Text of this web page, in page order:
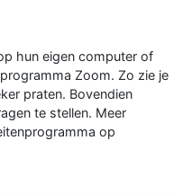
hun eigen computer of
Zoom. Zo zie je
praten. Bovendien
te stellen. Meer
op